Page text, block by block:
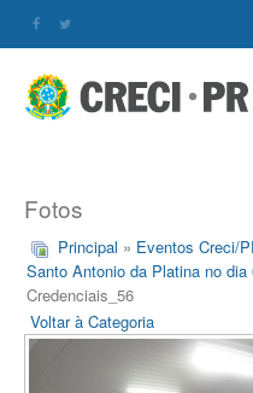
Fotos
Principal » Eventos Creci/
Santo Antonio da Platina no dia
Credenciais_56
Voltar à Categoria